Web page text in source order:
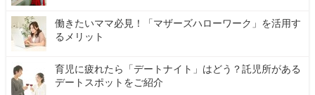
働きたいママ必見！「マザーズハローワーク」を活用す
るメリット
育児に疲れたら「デートナイト」はどう？託児所がある
デートスポットをご紹介